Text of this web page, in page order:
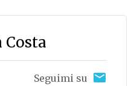
Costa
Seguimi su